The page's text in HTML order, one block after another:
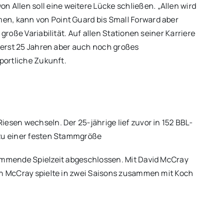
Allen soll eine weitere Lücke schließen. „Allen wird
kann von Point Guard bis Small Forward aber
Variabilität. Auf allen Stationen seiner Karriere
25 Jahren aber auch noch großes
Zukunft.
wechseln. Der 25-jährige lief zuvor in 152 BBL-
einer festen Stammgröße
Spielzeit abgeschlossen. Mit David McCray
spielte in zwei Saisons zusammen mit Koch